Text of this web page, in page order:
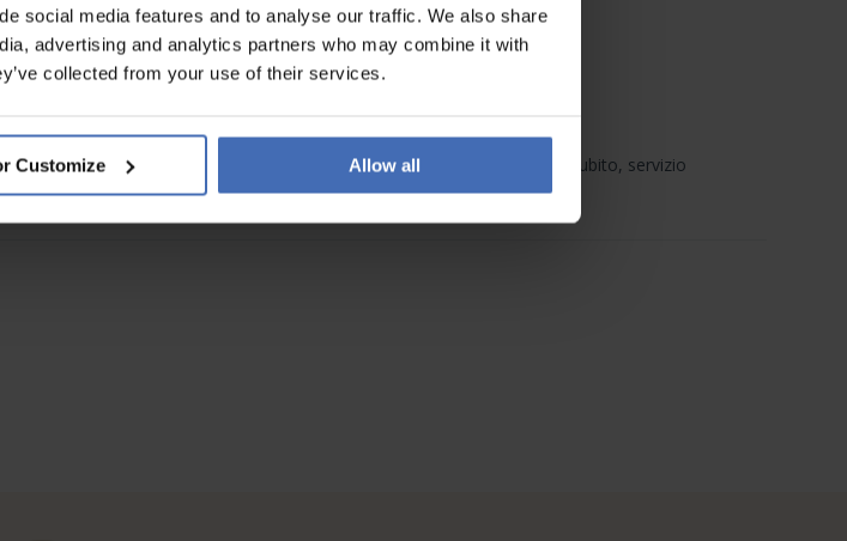
social media features and to analyse our traffic. We also share
advertising and analytics partners who may combine it with
collected from your use of their services.
Customize Allow all
nelle uscite serali è stato un ottimo acquisto, ordinato facile è arrivato subito, servizio